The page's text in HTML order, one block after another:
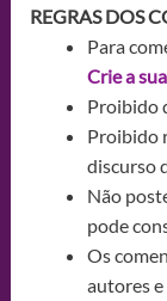
REGRAS DOS
Para
Crie a
Proibido
Proibido
discurso
Não
pode
Os
autores